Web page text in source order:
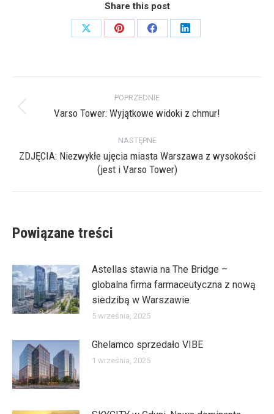
Share this post
Share
Share
Share
Share
wpisów
POPRZEDNIE
Poprzedni
Varso Tower: Wyjątkowe widoki z chmur!
NASTĘPNE
Następny
ZDJĘCIA: Niezwykłe ujęcia miasta Warszawa z wysokości
(jest i Varso Tower)
Powiązane treści
Astellas stawia na The Bridge –
globalna firma farmaceutyczna z nową
siedzibą w Warszawie
5 września, 2025
Ghelamco sprzedało VIBE
1 września, 2025